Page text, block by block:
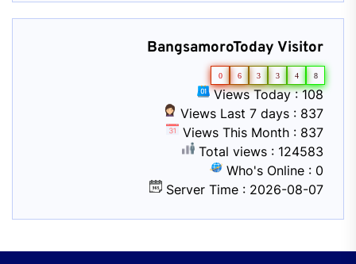
BangsamoroToday Visitor
0 6 3 3 4 8
Views Today : 108
Views Last 7 days : 837
Views This Month : 837
Total views : 124583
Who's Online : 0
Server Time : 2026-08-07